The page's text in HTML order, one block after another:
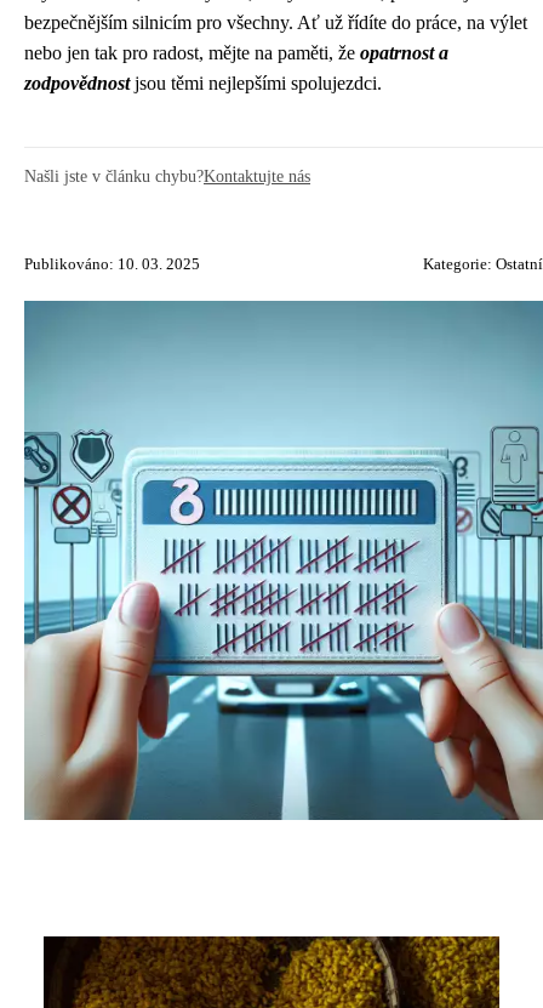
bezpečnějším silnicím pro všechny. Ať už řídíte do práce, na výlet
nebo jen tak pro radost, mějte na paměti, že opatrnost a
zodpovědnostjsou těmi nejlepšími spolujezdci.
Našli jste v článku chybu?Kontaktujte nás
Publikováno: 10. 03. 2025 Kategorie: Ostatní